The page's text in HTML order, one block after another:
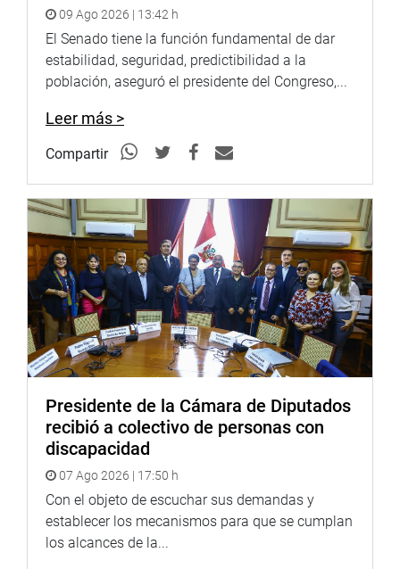
09 Ago 2026 | 13:42 h
El Senado tiene la función fundamental de dar
estabilidad, seguridad, predictibilidad a la
población, aseguró el presidente del Congreso,...
Leer más >
Compartir
Presidente de la Cámara de Diputados
recibió a colectivo de personas con
discapacidad
07 Ago 2026 | 17:50 h
Con el objeto de escuchar sus demandas y
establecer los mecanismos para que se cumplan
los alcances de la...